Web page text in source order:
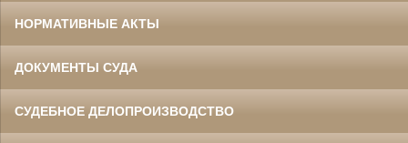
НОРМАТИВНЫЕ АКТЫ
ДОКУМЕНТЫ СУДА
СУДЕБНОЕ ДЕЛОПРОИЗВОДСТВО